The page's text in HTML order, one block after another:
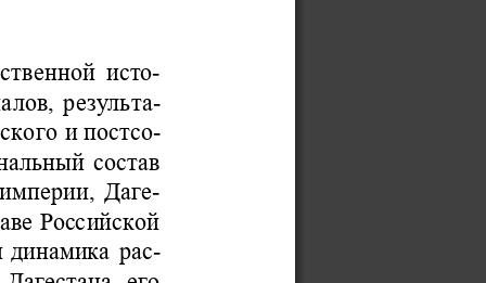
исто-
результа-
го и постсо-
состав
Даге-
Российской
динамика рас-